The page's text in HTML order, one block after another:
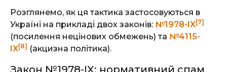
Розглянемо, як ця тактика застосовуються в
Україні на прикладі двох законів: №1978-IX[7]
(посилення нецінових обмежень) та №4115-
IX[8] (акцизна політика).
Закон №1978-IX: нормативний спам